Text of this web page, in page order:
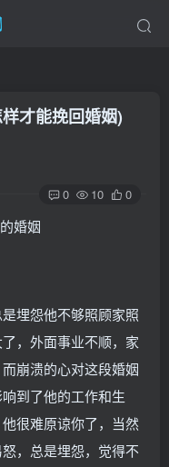
才能挽回婚姻)
0 10 0
埋怨他不够照顾家照
，外面事业不顺，家
崩溃的心对这段婚姻
到了他的工作和生
很难原谅你了，当然
，总是埋怨，觉得不